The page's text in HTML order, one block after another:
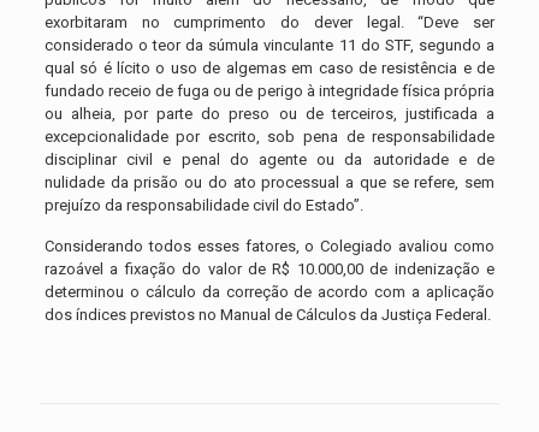
exorbitaram no cumprimento do dever legal. “Deve ser
considerado o teor da súmula vinculante 11 do STF, segundo a
qual só é lícito o uso de algemas em caso de resistência e de
fundado receio de fuga ou de perigo à integridade física própria
ou alheia, por parte do preso ou de terceiros, justificada a
excepcionalidade por escrito, sob pena de responsabilidade
disciplinar civil e penal do agente ou da autoridade e de
nulidade da prisão ou do ato processual a que se refere, sem
prejuízo da responsabilidade civil do Estado”.
Considerando todos esses fatores, o Colegiado avaliou como
razoável a fixação do valor de R$ 10.000,00 de indenização e
determinou o cálculo da correção de acordo com a aplicação
dos índices previstos no Manual de Cálculos da Justiça Federal.